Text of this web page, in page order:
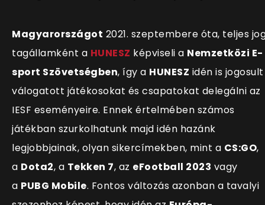
Magyarországot 2021. szeptembere óta, teljes
tagállamként a HUNESZ képviseli a Nemzetközi E-
sport Szövetségben, így a HUNESZ idén is jogosult
válogatott játékosokat és csapatokat delegálni az
IESF eseményeire. Ennek értelmében számos
játékban szurkolhatunk majd idén hazánk
legjobbjainak, olyan sikercímekben, mint a CS:GO,
a Dota2, a Tekken 7, az eFootball 2023 vagy
a PUBG Mobile. Fontos változás azonban a tavalyi